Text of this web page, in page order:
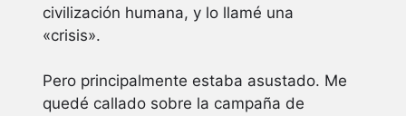
civilización humana, y lo llamé una
«crisis».
Pero principalmente estaba asustado. Me
quedé callado sobre la campaña de